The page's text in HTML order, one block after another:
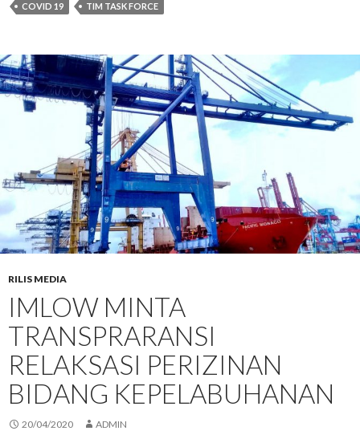
COVID 19 TIM TASK FORCE
RILIS MEDIA
IMLOW MINTA
TRANSPRARANSI
RELAKSASI PERIZINAN
BIDANG KEPELABUHANAN
20/04/2020 ADMIN